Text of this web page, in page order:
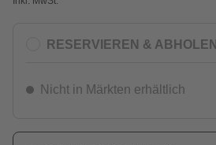
RESERVIEREN & ABHOLEN
Nicht in Märkten erhältlich